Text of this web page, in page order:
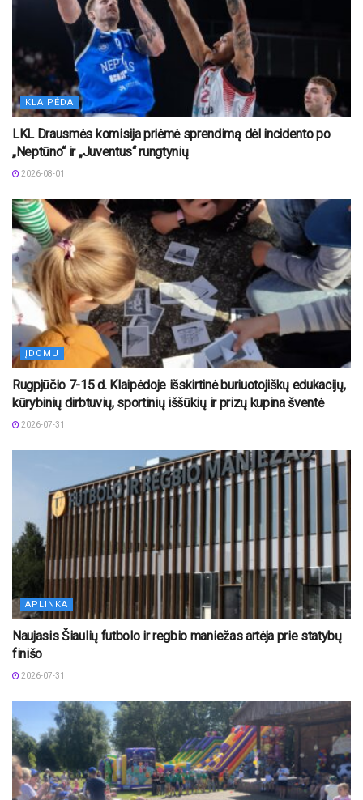
KLAIPĖDA
LKL Drausmės komisija priėmė sprendimą dėl incidento po
„Neptūno“ ir „Juventus“ rungtynių
2026-08-01
ĮDOMU
Rugpjūčio 7-15 d. Klaipėdoje išskirtinė buriuotojiškų edukacijų,
kūrybinių dirbtuvių, sportinių iššūkių ir prizų kupina šventė
2026-07-31
APLINKA
Naujasis Šiaulių futbolo ir regbio maniežas artėja prie statybų
finišo
2026-07-31